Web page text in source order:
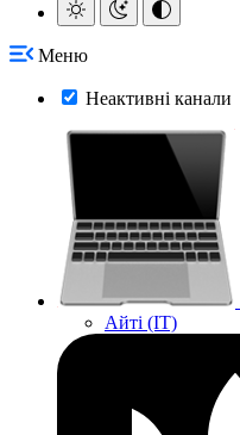
Меню
Неактивні канали
Айті (IT)